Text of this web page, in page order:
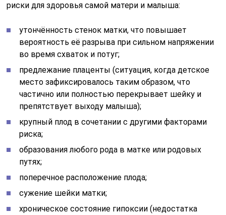
риски для здоровья самой матери и малыша:
утончённость стенок матки, что повышает
вероятность её разрыва при сильном напряжении
во время схваток и потуг;
предлежание плаценты (ситуация, когда детское
место зафиксировалось таким образом, что
частично или полностью перекрывает шейку и
препятствует выходу малыша);
крупный плод в сочетании с другими факторами
риска;
образования любого рода в матке или родовых
путях;
поперечное расположение плода;
сужение шейки матки;
хроническое состояние гипоксии (недостатка